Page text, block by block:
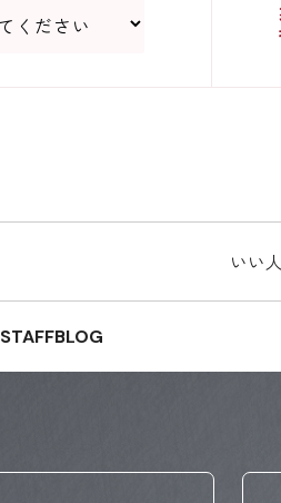
いい
STAFFBLOG